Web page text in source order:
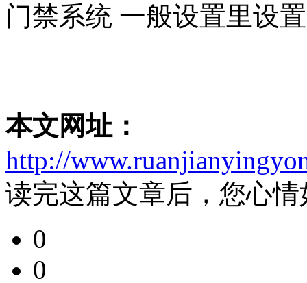
门禁系统 一般设置里设
本文网址：
http://
读完这篇文章后，您心情
0
0